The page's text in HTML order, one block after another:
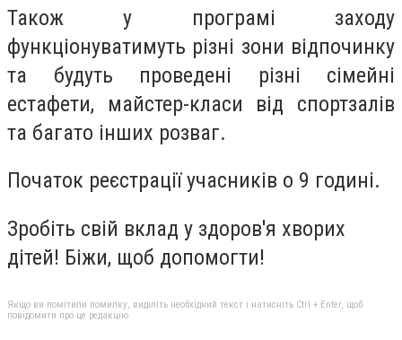
Також у програмі заходу
функціонуватимуть різні зони відпочинку
та будуть проведені різні сімейні
естафети, майстер-класи від спортзалів
та багато інших розваг.
Початок реєстрації учасників о 9 годині.
Зробіть свій вклад у здоров'я хворих
дітей! Біжи, щоб допомогти!
Якщо ви помітили помилку, виділіть необхідний текст і натисніть Ctrl + Enter, щоб
повідомити про це редакцію